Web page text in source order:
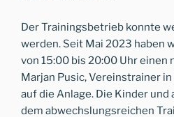
Der Trainingsbetrieb konnte
werden. Seit Mai 2023 haben
von 15:00 bis 20:00 Uhr einen
Marjan Pusic, Vereinstrainer
auf die Anlage. Die Kinder
dem abwechslungsreichen